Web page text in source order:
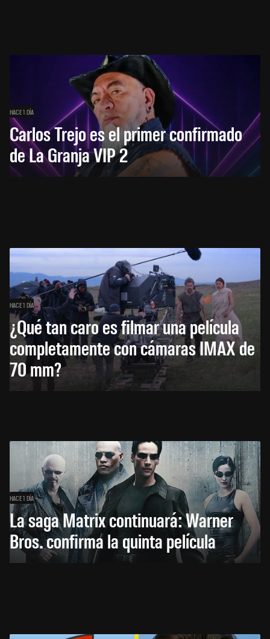
HACE 1 DÍA
Carlos Trejo es el primer confirmado
de La Granja VIP 2
HACE 1 DÍA
¿Qué tan caro es filmar una película
completamente con cámaras IMAX de
70 mm?
HACE 1 DÍA
La saga Matrix continuará: Warner
Bros. confirma la quinta película